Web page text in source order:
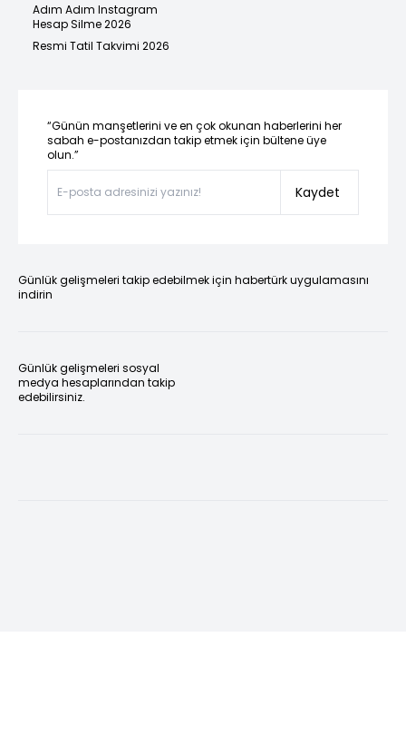
Adım Adım Instagram
Hesap Silme 2026
Resmi Tatil Takvimi 2026
“Günün manşetlerini ve en çok okunan haberlerini her
sabah e-postanızdan takip etmek için bültene üye
olun.”
Kaydet
Günlük gelişmeleri takip edebilmek için habertürk uygulamasını
indirin
Günlük gelişmeleri sosyal
medya hesaplarından takip
edebilirsiniz.